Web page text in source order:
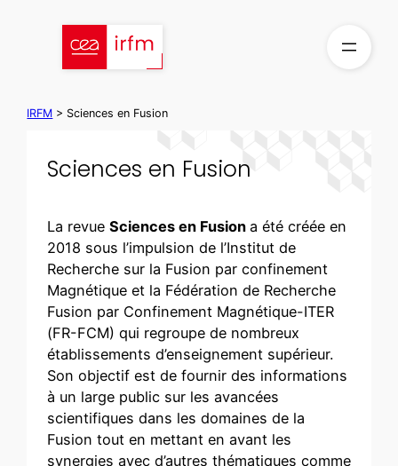
IRFM > Sciences en Fusion
Sciences en Fusion
La revue Sciences en Fusion a été créée en
2018 sous l’impulsion de l’Institut de
Recherche sur la Fusion par confinement
Magnétique et la Fédération de Recherche
Fusion par Confinement Magnétique-ITER
(FR-FCM) qui regroupe de nombreux
établissements d’enseignement supérieur.
Son objectif est de fournir des informations
à un large public sur les avancées
scientifiques dans les domaines de la
Fusion tout en mettant en avant les
synergies avec d’autres thématiques comme